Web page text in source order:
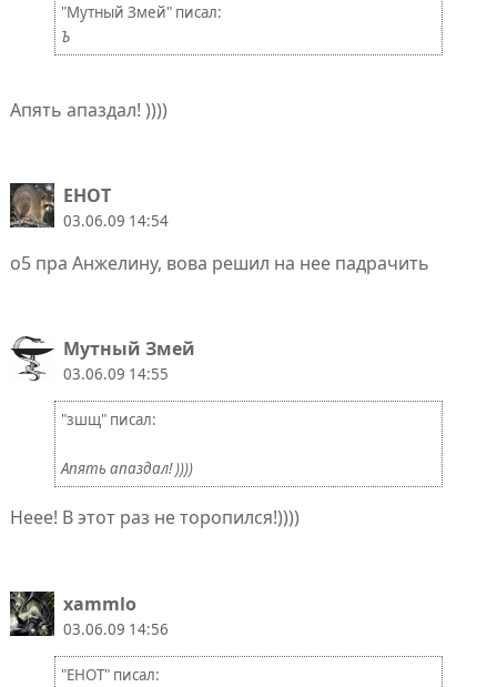
"Мутный Змей" писал:
Ъ
Апять апаздал! ))))
EHOT
03.06.09 14:54
о5 пра Анжелину, вова решил на нее падрачить
Мутный Змей
03.06.09 14:55
"зшщ" писал:
Апять апаздал! ))))
Неее! В этот раз не торопился!))))
xammlo
03.06.09 14:56
"EHOT" писал: